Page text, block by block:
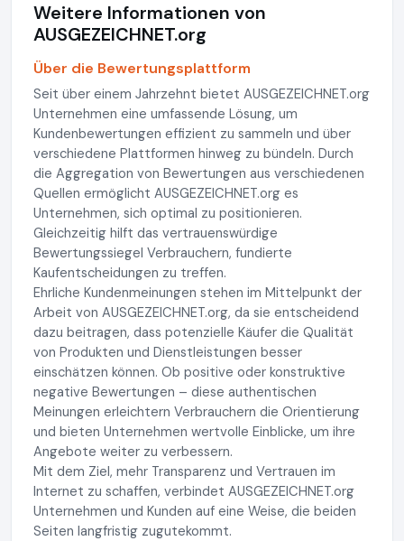
Weitere Informationen von
AUSGEZEICHNET.org
Über die Bewertungsplattform
Seit über einem Jahrzehnt bietet AUSGEZEICHNET.org
Unternehmen eine umfassende Lösung, um
Kundenbewertungen effizient zu sammeln und über
verschiedene Plattformen hinweg zu bündeln. Durch
die Aggregation von Bewertungen aus verschiedenen
Quellen ermöglicht AUSGEZEICHNET.org es
Unternehmen, sich optimal zu positionieren.
Gleichzeitig hilft das vertrauenswürdige
Bewertungssiegel Verbrauchern, fundierte
Kaufentscheidungen zu treffen.
Ehrliche Kundenmeinungen stehen im Mittelpunkt der
Arbeit von AUSGEZEICHNET.org, da sie entscheidend
dazu beitragen, dass potenzielle Käufer die Qualität
von Produkten und Dienstleistungen besser
einschätzen können. Ob positive oder konstruktive
negative Bewertungen – diese authentischen
Meinungen erleichtern Verbrauchern die Orientierung
und bieten Unternehmen wertvolle Einblicke, um ihre
Angebote weiter zu verbessern.
Mit dem Ziel, mehr Transparenz und Vertrauen im
Internet zu schaffen, verbindet AUSGEZEICHNET.org
Unternehmen und Kunden auf eine Weise, die beiden
Seiten langfristig zugutekommt.